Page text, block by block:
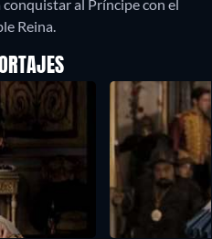
al Príncipe con el
Reina.